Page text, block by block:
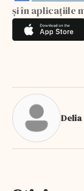
și în aplicațiile
Delia